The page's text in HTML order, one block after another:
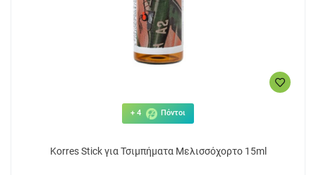
+ 4 Πόντοι
Korres Stick για Τσιμπήματα Μελισσόχορτο 15ml